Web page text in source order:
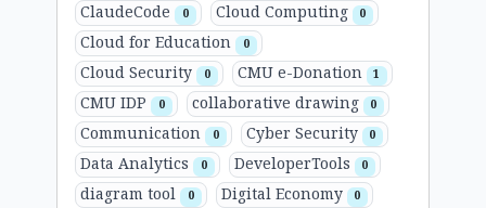
ClaudeCode 0 Cloud Computing 0
Cloud for Education 0
Cloud Security 0 CMU e-Donation 1
CMU IDP 0 collaborative drawing 0
Communication 0 Cyber Security 0
Data Analytics 0 DeveloperTools 0
diagram tool 0 Digital Economy 0